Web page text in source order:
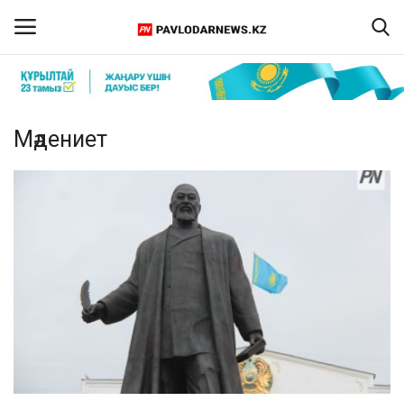
Тіркелу
ПАВЛОДАР ОБЛЫСЫ
Спорт
Мәдениет